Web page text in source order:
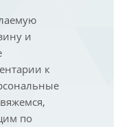
и
к
по